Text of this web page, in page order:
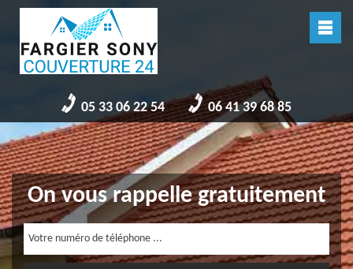
05 33 06 22 54 06 41 39 68 85
On vous rappelle gratuitement